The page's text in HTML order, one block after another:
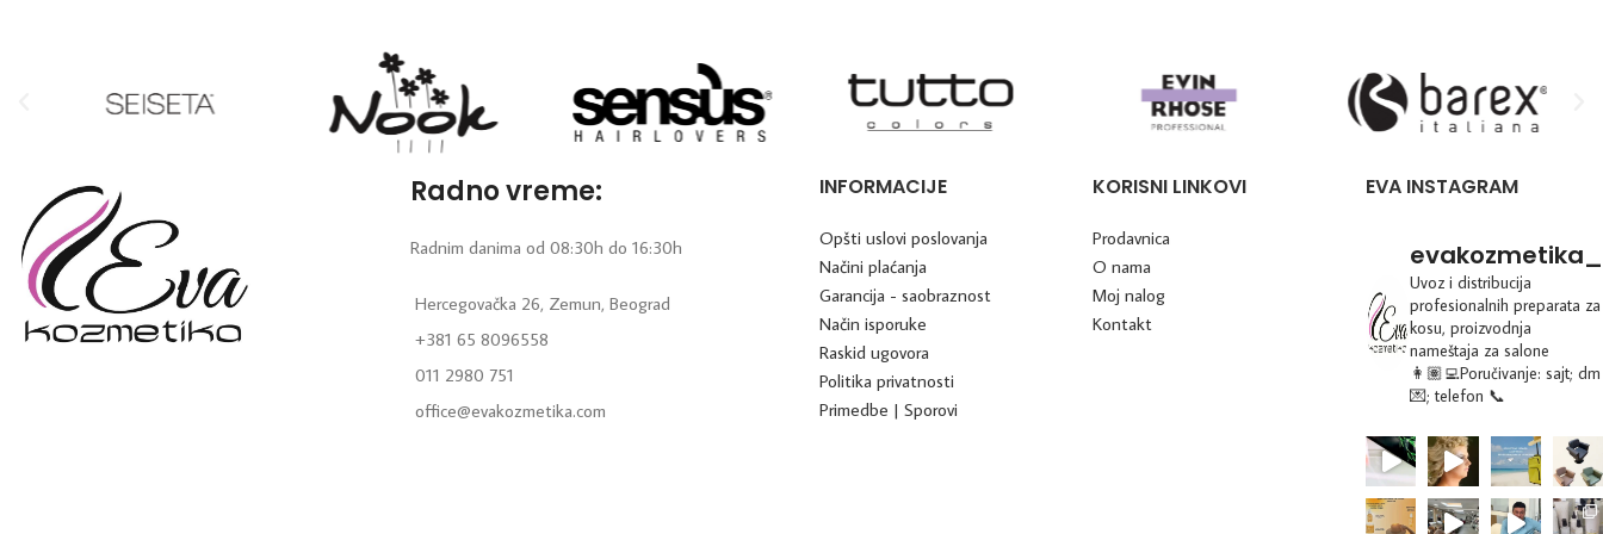
Radno vreme:
Radnim danima od 08:30h do 16:30h
Hercegovačka 26, Zemun, Beograd
+381 65 8096558
011 2980 751
office@evakozmetika.com
INFORMACIJE
Opšti uslovi poslovanja
Načini plaćanja
Garancija - saobraznost
Način isporuke
Raskid ugovora
Politika privatnosti
Primedbe | Sporovi
KORISNI LINKOVI
Prodavnica
O nama
Moj nalog
Kontakt
EVA INSTAGRAM
evakozmetika_
Uvoz i distribucija
profesionalnih preparata za
kosu, proizvodnja
nameštaja za salone
👩🏽‍💻Poručivanje: sajt; dm
💌; telefon 📞